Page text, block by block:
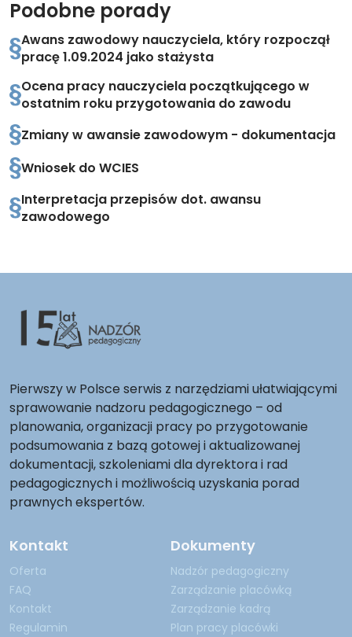
Podobne porady
Awans zawodowy nauczyciela, który rozpoczął
pracę 1.09.2024 jako stażysta
Ocena pracy nauczyciela początkującego w
ostatnim roku przygotowania do zawodu
Zmiany w awansie zawodowym - dokumentacja
Wniosek do WCIES
Interpretacja przepisów dot. awansu
zawodowego
Pierwszy w Polsce serwis z narzędziami ułatwiającymi
sprawowanie nadzoru pedagogicznego – od
planowania, organizacji pracy po przygotowanie
podsumowania z bazą gotowej i aktualizowanej
dokumentacji, szkoleniami dla dyrektora i rad
pedagogicznych i możliwością uzyskania porad
prawnych ekspertów.
Kontakt
Oferta
FAQ
Kontakt
Regulamin
Dokumenty
Nadzór pedagogiczny
Zarządzanie placówką
Zarządzanie kadrą
Plan pracy placówki